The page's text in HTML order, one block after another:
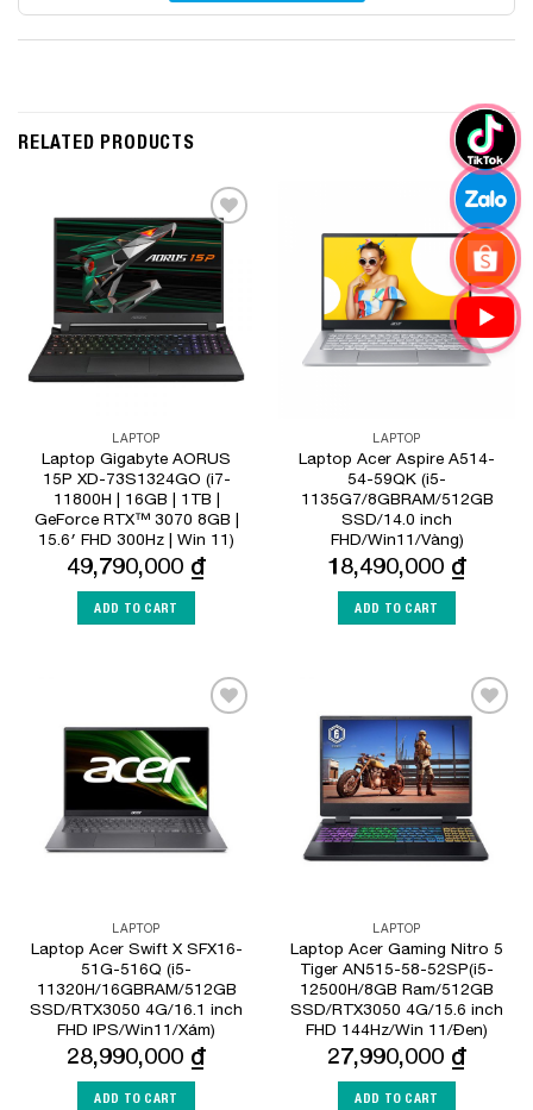
RELATED PRODUCTS
Add to
Wishlist
LAPTOP
Laptop Gigabyte AORUS
15P XD-73S1324GO (i7-
11800H | 16GB | 1TB |
GeForce RTX™ 3070 8GB |
15.6′ FHD 300Hz | Win 11)
49,790,000 ₫
ADD TO CART
Add to
Wishlist
LAPTOP
Laptop Acer Aspire A514-
54-59QK (i5-
1135G7/8GBRAM/512GB
SSD/14.0 inch
FHD/Win11/Vàng)
18,490,000 ₫
ADD TO CART
Add to
LAPTOP
Laptop Acer Swift X SFX16-
51G-516Q (i5-
11320H/16GBRAM/512GB
SSD/RTX3050 4G/16.1 inch
FHD IPS/Win11/Xám)
28,990,000 ₫
ADD TO CART
Add to
Wishlist
LAPTOP
Laptop Acer Gaming Nitro 5
Tiger AN515-58-52SP(i5-
12500H/8GB Ram/512GB
SSD/RTX3050 4G/15.6 inch
FHD 144Hz/Win 11/Đen)
27,990,000 ₫
ADD TO CART